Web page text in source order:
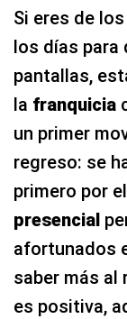
Si eres de
los días para
pantallas,
la franquicia
un primer
regreso: se
primero por el
presencial
afortunados
saber más al
es positiva,